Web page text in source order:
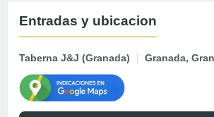
Entradas y ubicacion
Taberna J&J (Granada) Granada,